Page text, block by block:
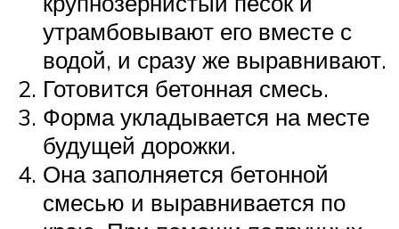
утрамбовывают его вместе с
водой, и сразу же выравнивают.
Готовится бетонная смесь.
Форма укладывается на месте
будущей дорожки.
Она заполняется бетонной
смесью и выравнивается по